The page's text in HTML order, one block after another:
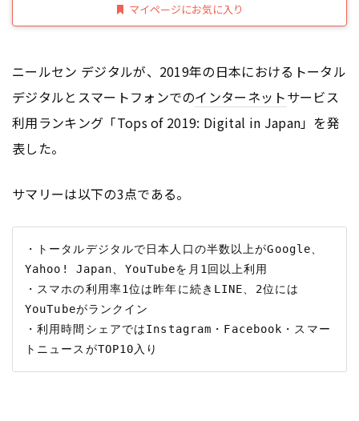
マイページにお気に入り
ニールセン デジタルが、2019年の日本におけるトータル
デジタルとスマートフォンでのインターネットサービス
利用ランキング「Tops of 2019: Digital in Japan」を発
表した。
サマリーは以下の3点である。
・トータルデジタルで日本人口の半数以上がGoogle、
Yahoo! Japan、YouTubeを月1回以上利用
・スマホの利用率1位は昨年に続きLINE、2位には
YouTubeがランクイン
・利用時間シェアではInstagram・Facebook・スマー